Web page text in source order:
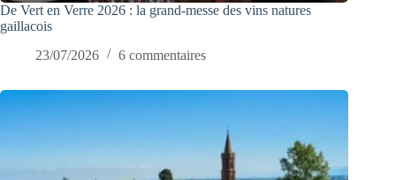
De Vert en Verre 2026 : la grand-messe des vins natures
gaillacois
23/07/2026
6 commentaires